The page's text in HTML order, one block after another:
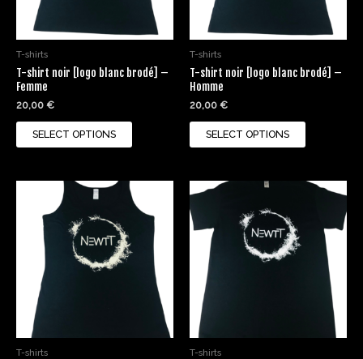
T-shirts
T-shirt noir [logo blanc brodé] –
Femme
20,00 €
SELECT OPTIONS
may
chosen
the
T-shirts
T-shirt noir [logo blanc brodé] –
Homme
20,00 €
SELECT OPTIONS
may
chosen
the
T-shirts
product
multiple
variants.
options
chosen
T-shirts
This
multiple
variants.
options
chosen